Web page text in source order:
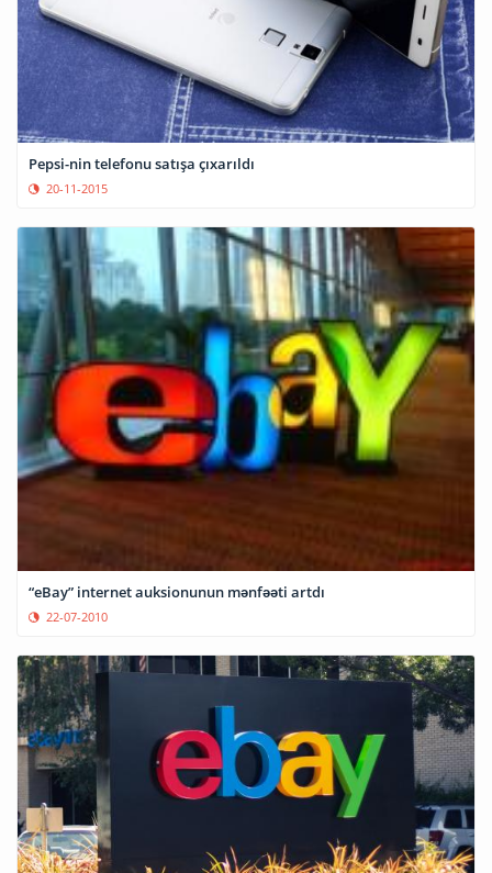
Pepsi-nin telefonu satışa çıxarıldı
20-11-2015
“eBay” internet auksionunun mənfəəti artdı
22-07-2010